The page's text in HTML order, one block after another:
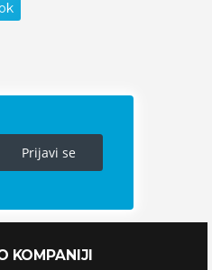
Prijavi se
KOMPANIJI